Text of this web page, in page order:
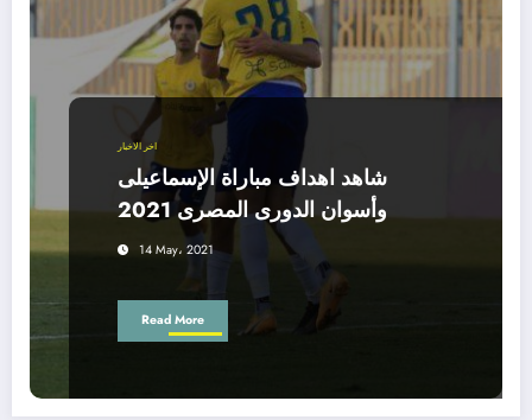
اخر الاخبار
شاهد اهداف مباراة الإسماعيلى
وأسوان الدورى المصرى 2021
14 May، 2021
Read More